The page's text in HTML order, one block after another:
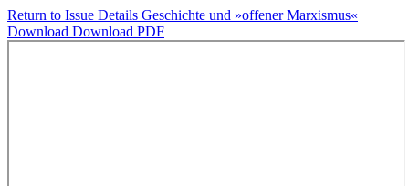
Return to Issue Details Geschichte und »offener Marxismus«
Download Download PDF